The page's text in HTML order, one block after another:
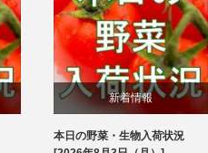
新着情報
ブログ
本日の野菜・生物入荷状況